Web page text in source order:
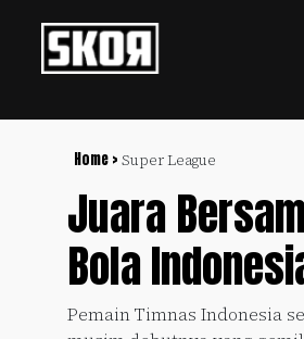
Home > Super League
Juara
Bola
Pemain Timnas Indonesia
Football +
Culture +
Sports
Update
+
Policy
Pedoman
Pemberitaan
Media
Disclaimer